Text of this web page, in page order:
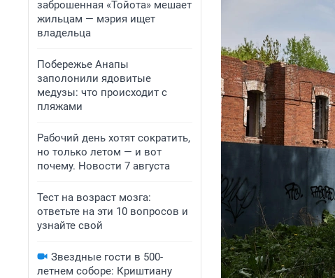
заброшенная «Тойота» мешает
жильцам — мэрия ищет
владельца
Побережье Анапы
заполонили ядовитые
медузы: что происходит с
пляжами
Рабочий день хотят сократить,
но только летом — и вот
почему. Новости 7 августа
Тест на возраст мозга:
ответьте на эти 10 вопросов и
узнайте свой
Звездные гости в 500-
летнем соборе: Криштиану